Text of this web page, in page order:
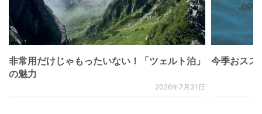
非常用だけじゃもったいない！「ツェルト泊」
の魅力
2026年7月31日
今季おスス